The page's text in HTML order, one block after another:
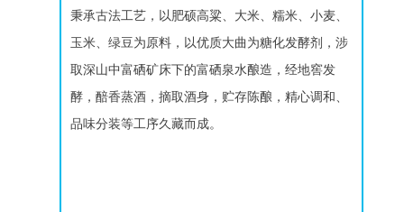
秉承古法工艺，以肥硕高粱、大米、糯米、小麦、
玉米、绿豆为原料，以优质大曲为糖化发酵剂，涉
取深山中富硒矿床下的富硒泉水酿造，经地窖发
酵，醅香蒸酒，摘取酒身，贮存陈酿，精心调和、
品味分装等工序久藏而成。